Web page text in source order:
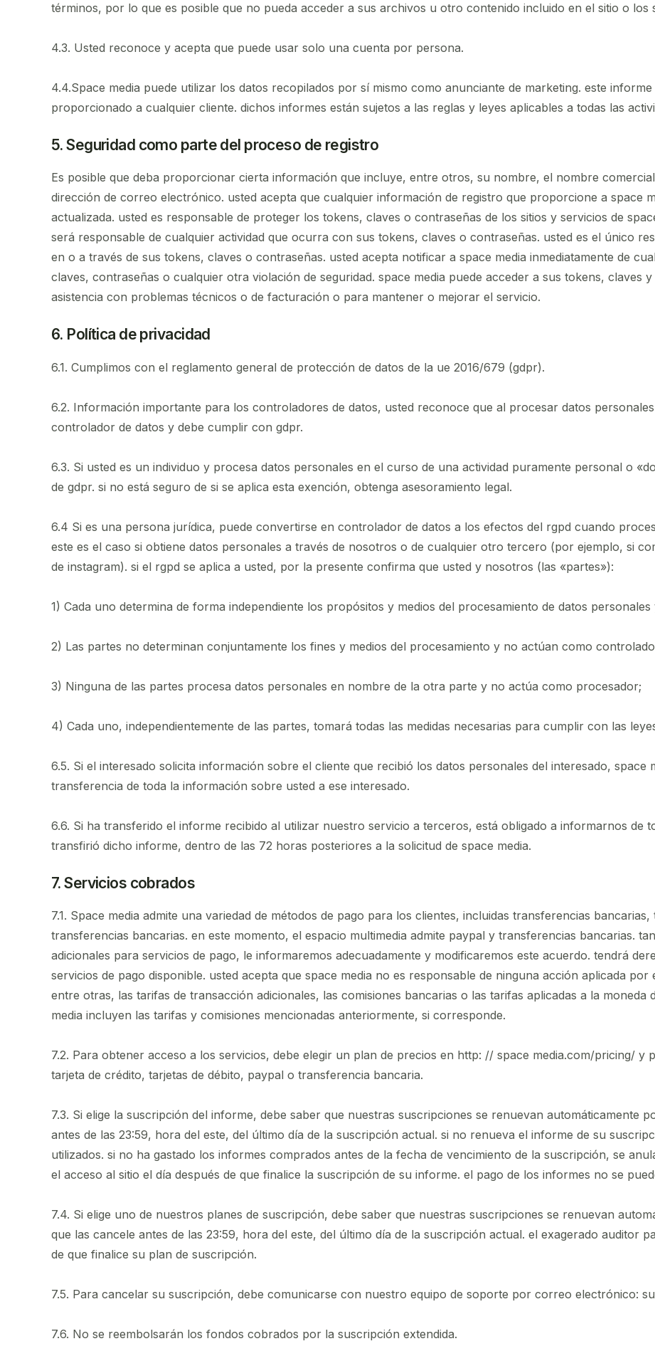
términos, por lo que es posible que no pueda acceder a sus archivos u otro contenido incluido en el sitio o los
4.3. Usted reconoce y acepta que puede usar solo una cuenta por persona.
4.4.Space media puede utilizar los datos recopilados por sí mismo como anunciante de marketing. este
proporcionado a cualquier cliente. dichos informes están sujetos a las reglas y leyes aplicables a todas las
5. Seguridad como parte del proceso de registro
Es posible que deba proporcionar cierta información que incluye, entre otros, su nombre, el nombre
dirección de correo electrónico. usted acepta que cualquier información de registro que proporcione a space
actualizada. usted es responsable de proteger los tokens, claves o contraseñas de los sitios y servicios de
será responsable de cualquier actividad que ocurra con sus tokens, claves o contraseñas. usted es el único
en o a través de sus tokens, claves o contraseñas. usted acepta notificar a space media inmediatamente de
claves, contraseñas o cualquier otra violación de seguridad. space media puede acceder a sus tokens, claves
asistencia con problemas técnicos o de facturación o para mantener o mejorar el servicio.
6. Política de privacidad
6.1. Cumplimos con el reglamento general de protección de datos de la ue 2016/679 (gdpr).
6.2. Información importante para los controladores de datos, usted reconoce que al procesar datos
controlador de datos y debe cumplir con gdpr.
6.3. Si usted es un individuo y procesa datos personales en el curso de una actividad puramente personal o
de gdpr. si no está seguro de si se aplica esta exención, obtenga asesoramiento legal.
6.4 Si es una persona jurídica, puede convertirse en controlador de datos a los efectos del rgpd cuando
este es el caso si obtiene datos personales a través de nosotros o de cualquier otro tercero (por ejemplo, si
de instagram). si el rgpd se aplica a usted, por la presente confirma que usted y nosotros (las «partes»):
1) Cada uno determina de forma independiente los propósitos y medios del procesamiento de datos
2) Las partes no determinan conjuntamente los fines y medios del procesamiento y no actúan como
3) Ninguna de las partes procesa datos personales en nombre de la otra parte y no actúa como procesador;
4) Cada uno, independientemente de las partes, tomará todas las medidas necesarias para cumplir con las
6.5. Si el interesado solicita información sobre el cliente que recibió los datos personales del interesado, space
transferencia de toda la información sobre usted a ese interesado.
6.6. Si ha transferido el informe recibido al utilizar nuestro servicio a terceros, está obligado a informarnos de
transfirió dicho informe, dentro de las 72 horas posteriores a la solicitud de space media.
7. Servicios cobrados
7.1. Space media admite una variedad de métodos de pago para los clientes, incluidas transferencias
transferencias bancarias. en este momento, el espacio multimedia admite paypal y transferencias bancarias.
adicionales para servicios de pago, le informaremos adecuadamente y modificaremos este acuerdo. tendrá
servicios de pago disponible. usted acepta que space media no es responsable de ninguna acción aplicada
entre otras, las tarifas de transacción adicionales, las comisiones bancarias o las tarifas aplicadas a la moneda
media incluyen las tarifas y comisiones mencionadas anteriormente, si corresponde.
7.2. Para obtener acceso a los servicios, debe elegir un plan de precios en http: // space media.com/pricing/ y
tarjeta de crédito, tarjetas de débito, paypal o transferencia bancaria.
7.3. Si elige la suscripción del informe, debe saber que nuestras suscripciones se renuevan automáticamente
antes de las 23:59, hora del este, del último día de la suscripción actual. si no renueva el informe de su
utilizados. si no ha gastado los informes comprados antes de la fecha de vencimiento de la suscripción, se
el acceso al sitio el día después de que finalice la suscripción de su informe. el pago de los informes no se
7.4. Si elige uno de nuestros planes de suscripción, debe saber que nuestras suscripciones se renuevan
que las cancele antes de las 23:59, hora del este, del último día de la suscripción actual. el exagerado auditor
de que finalice su plan de suscripción.
7.5. Para cancelar su suscripción, debe comunicarse con nuestro equipo de soporte por correo electrónico:
7.6. No se reembolsarán los fondos cobrados por la suscripción extendida.